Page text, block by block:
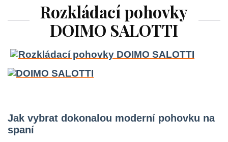
Rozkládací pohovky
DOIMO SALOTTI
Jak vybrat dokonalou moderní pohovku na
spaní